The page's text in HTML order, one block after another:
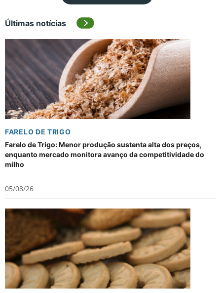
Últimas notícias
FARELO DE TRIGO
Farelo de Trigo: Menor produção sustenta alta dos preços,
enquanto mercado monitora avanço da competitividade do
milho
05/08/26